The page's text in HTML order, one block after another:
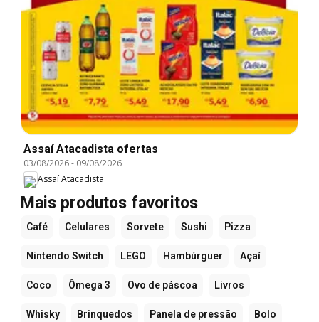
Assaí Atacadista ofertas
03/08/2026- 09/08/2026
Assaí Atacadista
Mais produtos favoritos
Café Celulares Sorvete Sushi Pizza
Nintendo Switch LEGO Hambúrguer Açaí
Coco Ômega 3 Ovo de páscoa Livros
Whisky Brinquedos Panela de pressão Bolo